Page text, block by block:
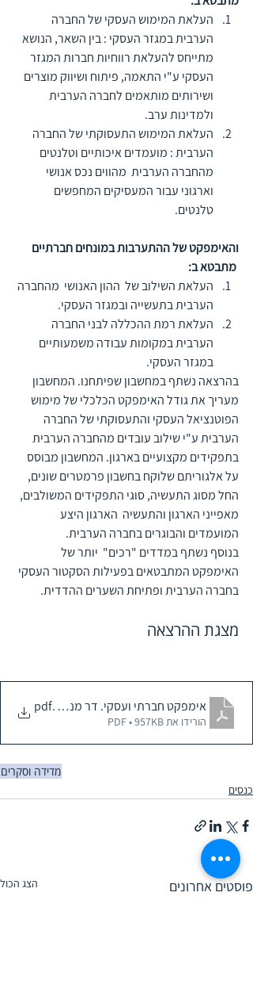
העלאת המימוש העסקי של החברה
הערבית במגזר העסקי : בין השאר, הנושא
מתייחס להעלאת רווחיות חברות המגזר
העסקי ע"י התאמה, פיתוח ושיווק מוצרים
ושירותים מותאמים לחברה הערבית
ולמדינות ערב.
העלאת המימוש התעסוקתי של החברה
הערבית : מועמדים איכותיים וטלנטים
מהחברה הערבית  מהווים נכס אנושי
וארגוני עבור המעסיקים המחפשים
טלנטים.
והאימפקט של ההתערבות במונחים חברתיים
מתבטא ב:
העלאת השילוב של  ההון האנושי  מהחברה
הערבית בתעשייה ובמגזר העסקי.
העלאת רמת ההכללה לבני החברה
הערבית במקומות עבודה משמעותיים
במגזר העסקי.
בהרצאה נשתף במחשבון שפיתחנו. המחשבון
מעריך את גודל האימפקט הכלכלי של מימוש
הפוטנציאל העסקי והתעסוקתי של החברה
הערבית ע"י שילוב עובדים מהחברה הערבית
בתפקידים מקצועיים בארגון. המחשבון מבוסס
על אלגוריתם שלוקח בחשבון פרמטרים שונים,
החל מסוג התעשיה, סוגי התפקידים המשולבים,
מאפייני הארגון והתעשיה  הארגון היצע
המועמדים והבוגרים בחברה הערבית.
בנוסף נשתף במדדים "רכים"  יותר של
האימפקט המתבטאים בפעילות הסקטור העסקי
בחברה הערבית ופתיחת השערים ההדדית.
מצגת ההרצאה
אימפקט חברתי ועסקי. דר מנאל חריב
.pdf
הורידו את PDF • 957KB
מדידה וסקרים
כנסים
פוסטים אחרונים הצג הכול